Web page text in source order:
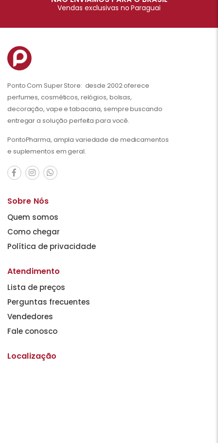
Vendas exclusivas no Paraguai
Ponto Com Super Store: desde 2002 oferece
perfumes, cosméticos, relógios, bolsas,
decoração, vape e tabacaria, sempre buscando
entregar a solução perfeita para você.
PontoPharma, ampla variedade de medicamentos
e suplementos em geral.
Sobre Nós
Quem somos
Como chegar
Política de privacidade
Atendimento
Lista de preços
Perguntas frecuentes
Vendedores
Fale conosco
Localização